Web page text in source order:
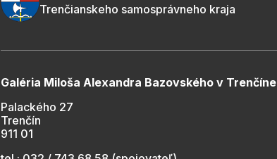
Trenčianskeho samosprávneho kraja
Galéria Miloša Alexandra Bazovského v Trenčíne
Palackého 27
Trenčín
911 01